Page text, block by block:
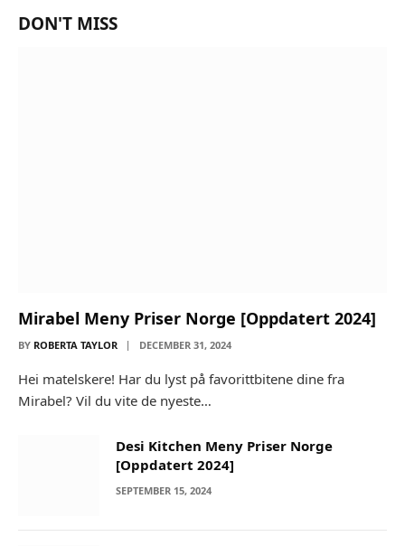
DON'T MISS
Mirabel Meny Priser Norge [Oppdatert 2024]
BY ROBERTA TAYLOR DECEMBER 31, 2024
Hei matelskere! Har du lyst på favorittbitene dine fra
Mirabel? Vil du vite de nyeste…
Desi Kitchen Meny Priser Norge
[Oppdatert 2024]
SEPTEMBER 15, 2024